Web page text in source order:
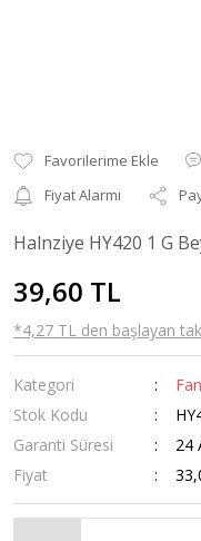
Fiyat Alarmı
Halnziye HY420 1 G
39,60 TL
*4,27 TL den başlayan
Kategori
Stok Kodu
Garanti Süresi
24
Fiyat